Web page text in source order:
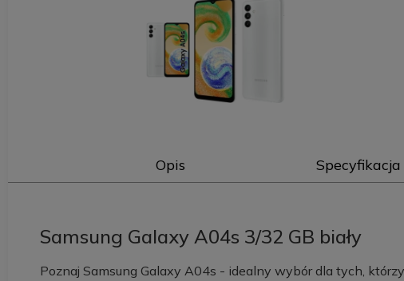
Opis Specyfikacja
Samsung Galaxy A04s 3/32 GB biały
Poznaj Samsung Galaxy A04s - idealny wybór dla tych,